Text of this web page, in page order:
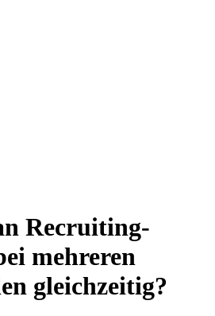
Recruiting-
mehreren
gleichzeitig?